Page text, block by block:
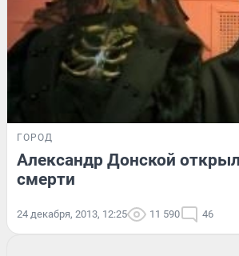
ГОРОД
Александр Донской
смерти
24 декабря, 2013, 12:25 11 590 46